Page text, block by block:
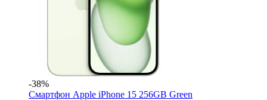
-38%
Смартфон Apple iPhone 15 256GB Green